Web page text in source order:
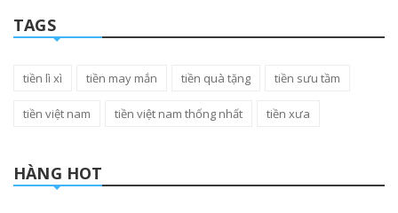
TAGS
tiền lì xì tiền may mắn tiền quà tặng tiền sưu tầm
tiền việt nam tiền việt nam thống nhất tiền xưa
HÀNG HOT